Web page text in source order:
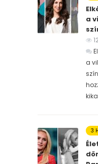
a
a
3